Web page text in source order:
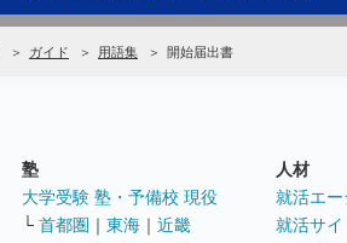
ガイド 用語集 開始届出書
塾
大学受験 塾・予備校 現役
└ 首都圏 ｜ 東海 ｜ 近畿
人材
就活エー
就活サイ